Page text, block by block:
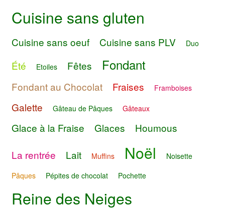
Cuisine sans gluten
Cuisine sans oeuf Cuisine sans PLV Duo
Été Etoiles Fêtes Fondant
Fondant au Chocolat Fraises Framboises
Galette Gâteau de Pâques Gâteaux
Glace à la Fraise Glaces
Houmous
La rentrée
Lait Muffins Noël
Noisette
Pâques
Pépites de chocolat Pochette
Reine des Neiges